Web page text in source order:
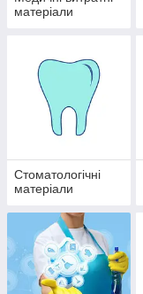
матеріали
Стоматологічні
матеріали